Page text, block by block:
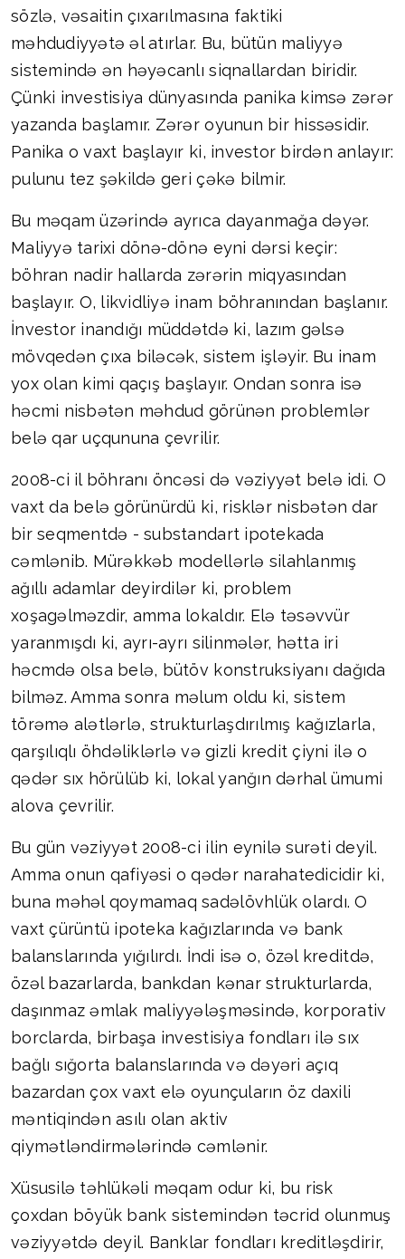
sözlə, vəsaitin çıxarılmasına faktiki
məhdudiyyətə əl atırlar. Bu, bütün maliyyə
sistemində ən həyəcanlı siqnallardan biridir.
Çünki investisiya dünyasında panika kimsə zərər
yazanda başlamır. Zərər oyunun bir hissəsidir.
Panika o vaxt başlayır ki, investor birdən anlayır:
pulunu tez şəkildə geri çəkə bilmir.
Bu məqam üzərində ayrıca dayanmağa dəyər.
Maliyyə tarixi dönə-dönə eyni dərsi keçir:
böhran nadir hallarda zərərin miqyasından
başlayır. O, likvidliyə inam böhranından başlanır.
İnvestor inandığı müddətdə ki, lazım gəlsə
mövqedən çıxa biləcək, sistem işləyir. Bu inam
yox olan kimi qaçış başlayır. Ondan sonra isə
həcmi nisbətən məhdud görünən problemlər
belə qar uçqununa çevrilir.
2008-ci il böhranı öncəsi də vəziyyət belə idi. O
vaxt da belə görünürdü ki, risklər nisbətən dar
bir seqmentdə - substandart ipotekada
cəmlənib. Mürəkkəb modellərlə silahlanmış
ağıllı adamlar deyirdilər ki, problem
xoşagəlməzdir, amma lokaldır. Elə təsəvvür
yaranmışdı ki, ayrı-ayrı silinmələr, hətta iri
həcmdə olsa belə, bütöv konstruksiyanı dağıda
bilməz. Amma sonra məlum oldu ki, sistem
törəmə alətlərlə, strukturlaşdırılmış kağızlarla,
qarşılıqlı öhdəliklərlə və gizli kredit çiyni ilə o
qədər sıx hörülüb ki, lokal yanğın dərhal ümumi
alova çevrilir.
Bu gün vəziyyət 2008-ci ilin eynilə surəti deyil.
Amma onun qafiyəsi o qədər narahatedicidir ki,
buna məhəl qoymamaq sadəlövhlük olardı. O
vaxt çürüntü ipoteka kağızlarında və bank
balanslarında yığılırdı. İndi isə o, özəl kreditdə,
özəl bazarlarda, bankdan kənar strukturlarda,
daşınmaz əmlak maliyyələşməsində, korporativ
borclarda, birbaşa investisiya fondları ilə sıx
bağlı sığorta balanslarında və dəyəri açıq
bazardan çox vaxt elə oyunçuların öz daxili
məntiqindən asılı olan aktiv
qiymətləndirmələrində cəmlənir.
Xüsusilə təhlükəli məqam odur ki, bu risk
çoxdan böyük bank sistemindən təcrid olunmuş
vəziyyətdə deyil. Banklar fondları kreditləşdirir,